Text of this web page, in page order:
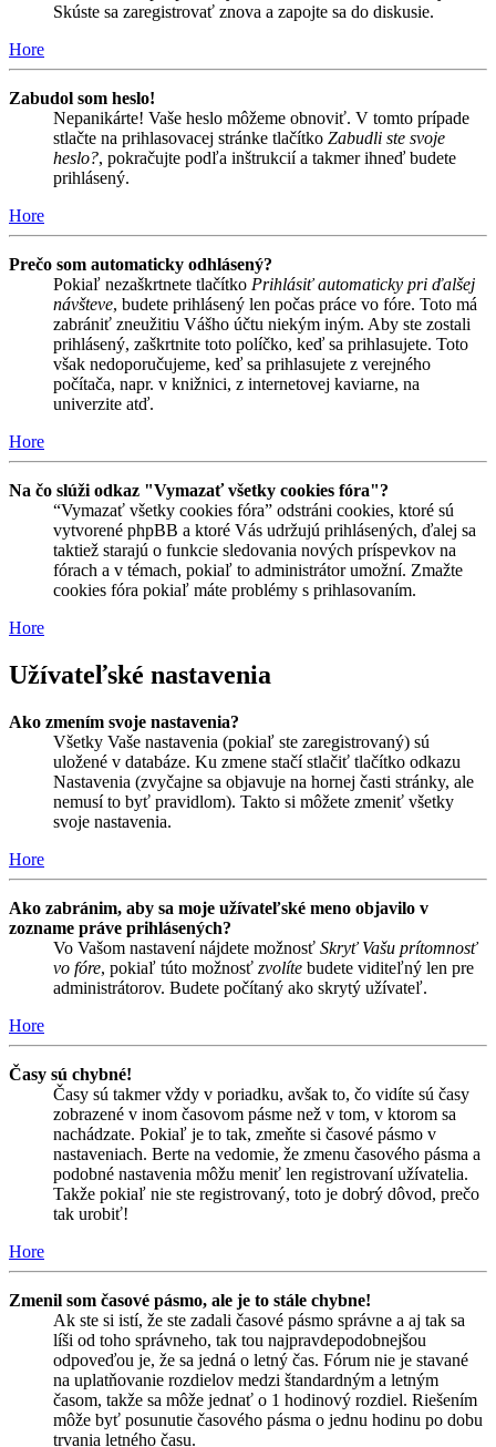
Skúste sa zaregistrovať znova a zapojte sa do diskusie.
Hore
Zabudol som heslo!
Nepanikárte! Vaše heslo môžeme obnoviť. V tomto prípade
stlačte na prihlasovacej stránke tlačítko Zabudli ste svoje
heslo?, pokračujte podľa inštrukcií a takmer ihneď budete
prihlásený.
Hore
Prečo som automaticky odhlásený?
Pokiaľ nezaškrtnete tlačítko Prihlásiť automaticky pri ďalšej
návšteve, budete prihlásený len počas práce vo fóre. Toto má
zabrániť zneužitiu Vášho účtu niekým iným. Aby ste zostali
prihlásený, zaškrtnite toto políčko, keď sa prihlasujete. Toto
však nedoporučujeme, keď sa prihlasujete z verejného
počítača, napr. v knižnici, z internetovej kaviarne, na
univerzite atď.
Hore
Na čo slúži odkaz "Vymazať všetky cookies fóra"?
“Vymazať všetky cookies fóra” odstráni cookies, ktoré sú
vytvorené phpBB a ktoré Vás udržujú prihlásených, ďalej sa
taktiež starajú o funkcie sledovania nových príspevkov na
fórach a v témach, pokiaľ to administrátor umožní. Zmažte
cookies fóra pokiaľ máte problémy s prihlasovaním.
Hore
Užívateľské nastavenia
Ako zmením svoje nastavenia?
Všetky Vaše nastavenia (pokiaľ ste zaregistrovaný) sú
uložené v databáze. Ku zmene stačí stlačiť tlačítko odkazu
Nastavenia (zvyčajne sa objavuje na hornej časti stránky, ale
nemusí to byť pravidlom). Takto si môžete zmeniť všetky
svoje nastavenia.
Hore
Ako zabránim, aby sa moje užívateľské meno objavilo v
zozname práve prihlásených?
Vo Vašom nastavení nájdete možnosť Skryť Vašu prítomnosť
vo fóre, pokiaľ túto možnosť zvolíte budete viditeľný len pre
administrátorov. Budete počítaný ako skrytý užívateľ.
Hore
Časy sú chybné!
Časy sú takmer vždy v poriadku, avšak to, čo vidíte sú časy
zobrazené v inom časovom pásme než v tom, v ktorom sa
nachádzate. Pokiaľ je to tak, zmeňte si časové pásmo v
nastaveniach. Berte na vedomie, že zmenu časového pásma a
podobné nastavenia môžu meniť len registrovaní užívatelia.
Takže pokiaľ nie ste registrovaný, toto je dobrý dôvod, prečo
tak urobiť!
Hore
Zmenil som časové pásmo, ale je to stále chybne!
Ak ste si istí, že ste zadali časové pásmo správne a aj tak sa
líši od toho správneho, tak tou najpravdepodobnejšou
odpoveďou je, že sa jedná o letný čas. Fórum nie je stavané
na uplatňovanie rozdielov medzi štandardným a letným
časom, takže sa môže jednať o 1 hodinový rozdiel. Riešením
môže byť posunutie časového pásma o jednu hodinu po dobu
trvania letného času.